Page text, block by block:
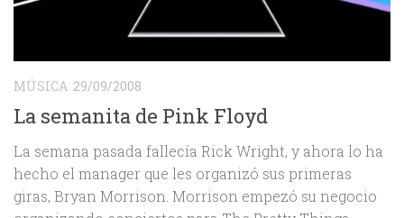
MÚSICA 29/09/2008
La semanita de Pink Floyd
La semana pasada fallecía Rick Wright, y ahora lo ha
hecho el manager que les organizó sus primeras
giras, Bryan Morrison. Morrison empezó su negocio